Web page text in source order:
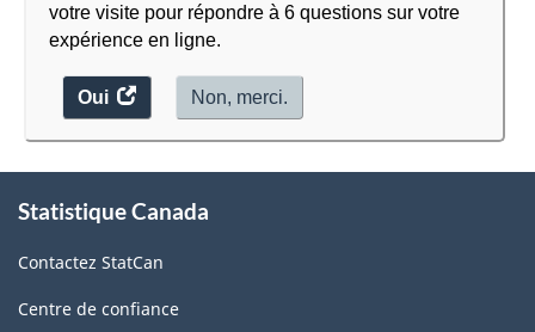
votre visite pour répondre à 6 questions sur votre
expérience en ligne.
Oui
accéder
au
Non, merci.
propos
ce
site
Statistique Canada
Contactez StatCan
Centre de confiance